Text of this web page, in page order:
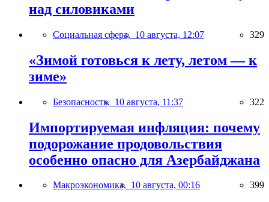
над силовиками
Социальная сфера, 10 августа, 12:07 329
«Зимой готовься к лету, летом — к
зиме»
Безопасность, 10 августа, 11:37 322
Импортируемая инфляция: почему
подорожание продовольствия
особенно опасно для Азербайджана
Макроэкономика, 10 августа, 00:16 399